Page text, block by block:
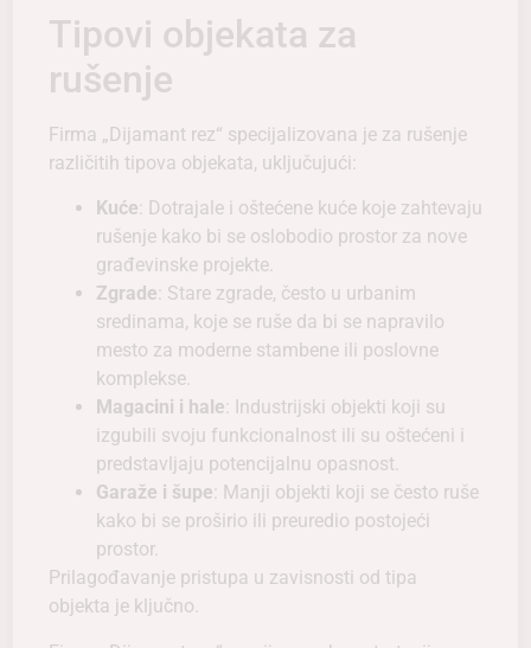
Tipovi objekata za
rušenje
Firma „Dijamant rez“ specijalizovana je za rušenje
različitih tipova objekata, uključujući:
Kuće: Dotrajale i oštećene kuće koje zahtevaju
rušenje kako bi se oslobodio prostor za nove
građevinske projekte.
Zgrade: Stare zgrade, često u urbanim
sredinama, koje se ruše da bi se napravilo
mesto za moderne stambene ili poslovne
komplekse.
Magacini i hale: Industrijski objekti koji su
izgubili svoju funkcionalnost ili su oštećeni i
predstavljaju potencijalnu opasnost.
Garaže i šupe: Manji objekti koji se često ruše
kako bi se proširio ili preuredio postojeći
prostor.
Prilagođavanje pristupa u zavisnosti od tipa
objekta je ključno.